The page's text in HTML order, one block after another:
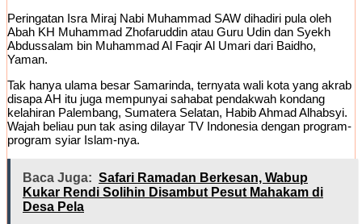
Peringatan Isra Miraj Nabi Muhammad SAW dihadiri pula oleh
Abah KH Muhammad Zhofaruddin atau Guru Udin dan Syekh
Abdussalam bin Muhammad Al Faqir Al Umari dari Baidho,
Yaman.
Tak hanya ulama besar Samarinda, ternyata wali kota yang akrab
disapa AH itu juga mempunyai sahabat pendakwah kondang
kelahiran Palembang, Sumatera Selatan, Habib Ahmad Alhabsyi.
Wajah beliau pun tak asing dilayar TV Indonesia dengan program-
program syiar Islam-nya.
Baca Juga: Safari Ramadan Berkesan, Wabup
Kukar Rendi Solihin Disambut Pesut Mahakam di
Desa Pela